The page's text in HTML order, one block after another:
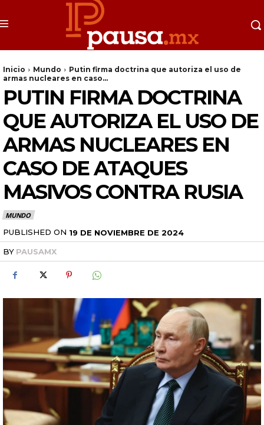
Inicio Mundo
Putin firma doctrina que autoriza el uso de
armas nucleares en caso...
PUTIN FIRMA DOCTRINA
QUE AUTORIZA EL USO DE
ARMAS NUCLEARES EN
CASO DE ATAQUES
MASIVOS CONTRA RUSIA
MUNDO
PUBLISHED ON 19 DE NOVIEMBRE DE 2024
BY PAUSAMX